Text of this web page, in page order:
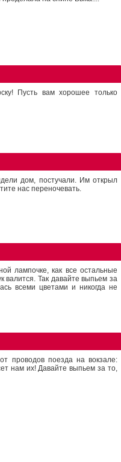
Пусть вам хорошее только
дом, постучали. Им открыл
нас переночевать.
лампочке, как все остальные
валится. Так давайте выпьем за
всеми цветами и никогда не
проводов поезда на вокзале:
нам их! Давайте выпьем за то,